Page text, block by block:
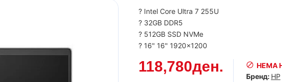
? Intel Core Ultra 7 255U
? 32GB DDR5
? 512GB SSD NVMe
? 16" 16" 1920x1200
118,780ден.
НЕМА
Бренд: HP